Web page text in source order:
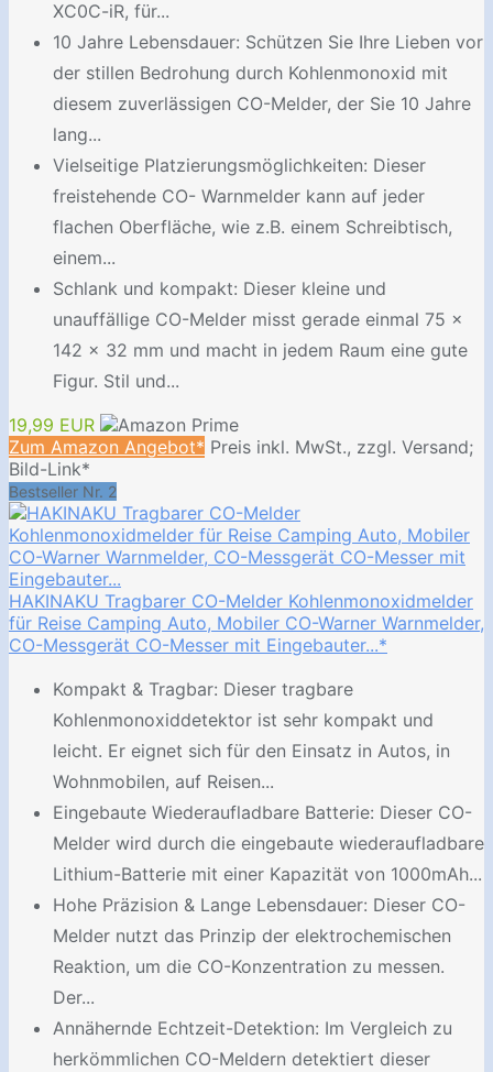
XC0C-iR, für...
10 Jahre Lebensdauer: Schützen Sie Ihre Lieben vor
der stillen Bedrohung durch Kohlenmonoxid mit
diesem zuverlässigen CO-Melder, der Sie 10 Jahre
lang...
Vielseitige Platzierungsmöglichkeiten: Dieser
freistehende CO- Warnmelder kann auf jeder
flachen Oberfläche, wie z.B. einem Schreibtisch,
einem...
Schlank und kompakt: Dieser kleine und
unauffällige CO-Melder misst gerade einmal 75 ×
142 × 32 mm und macht in jedem Raum eine gute
Figur. Stil und...
19,99 EUR
Zum Amazon Angebot* Preis inkl. MwSt., zzgl. Versand;
Bild-Link*
Bestseller Nr. 2
HAKINAKU Tragbarer CO-Melder Kohlenmonoxidmelder
für Reise Camping Auto, Mobiler CO-Warner Warnmelder,
CO-Messgerät CO-Messer mit Eingebauter...*
Kompakt & Tragbar: Dieser tragbare
Kohlenmonoxiddetektor ist sehr kompakt und
leicht. Er eignet sich für den Einsatz in Autos, in
Wohnmobilen, auf Reisen...
Eingebaute Wiederaufladbare Batterie: Dieser CO-
Melder wird durch die eingebaute wiederaufladbare
Lithium-Batterie mit einer Kapazität von 1000mAh...
Hohe Präzision & Lange Lebensdauer: Dieser CO-
Melder nutzt das Prinzip der elektrochemischen
Reaktion, um die CO-Konzentration zu messen.
Der...
Annähernde Echtzeit-Detektion: Im Vergleich zu
herkömmlichen CO-Meldern detektiert dieser